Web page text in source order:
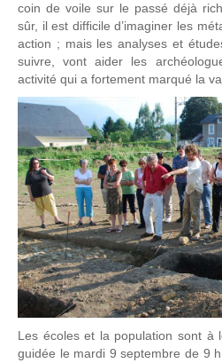
coin de voile sur le passé déjà
sûr, il est difficile d’imaginer les
action ; mais les analyses et
suivre, vont aider les
activité qui a fortement marqué la
Les écoles et la population sont à
guidée le mardi 9 septembre de 9